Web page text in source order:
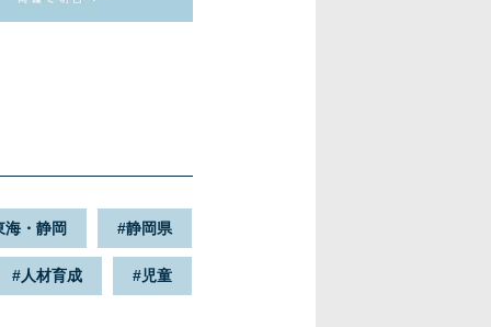
海・静岡 静岡県
人材育成 児童